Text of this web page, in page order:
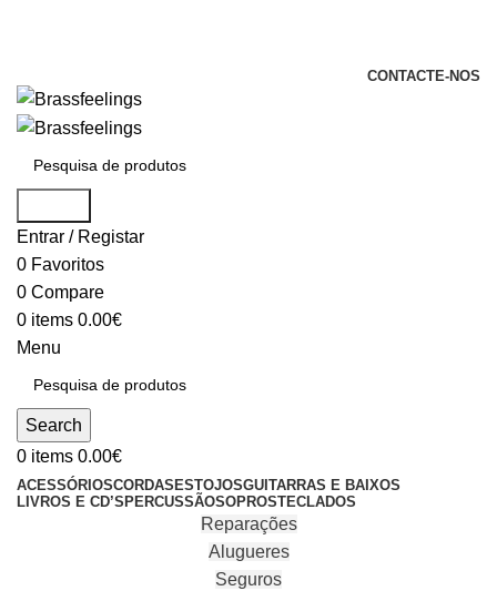
CONTACTE-NOS
Entrar / Registar
0 Favoritos
0 Compare
0 items 0.00€
Menu
Search
0 items 0.00€
ACESSÓRIOSCORDAS ESTOJOSGUITARRAS E BAIXOS
LIVROS E CD’S PERCUSSÃOSOPROSTECLADOS
Reparações
Alugueres
Seguros